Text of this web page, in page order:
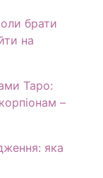
брати
на
Таро:
–
яка